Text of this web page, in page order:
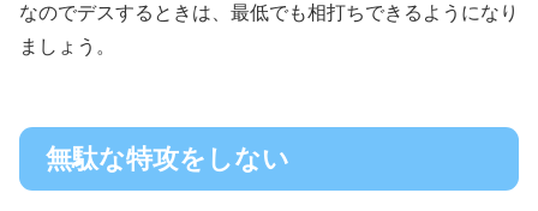
なのでデスするときは、最低でも相打ちできるようになり
ましょう。
無駄な特攻をしない